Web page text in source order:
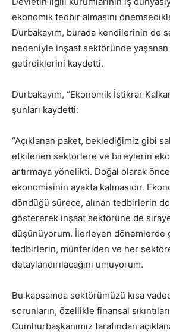
ekonomik tedbir almasını
Durbakayım, burada kendilerinin de
nedeniyle inşaat sektöründe yaşanan
getirdiklerini kaydetti.
Durbakayım, “Ekonomik İstikrar
şunları kaydetti:
“Açıklanan paket, beklediğimiz gibi
etkilenen sektörlere ve bireylerin
artırmaya yönelikti. Doğal olarak
ekonomisinin ayakta kalmasıdır.
döndüğü sürece, alınan tedbirlerin
göstererek inşaat sektörüne de
düşünüyorum. İlerleyen dönemlerde
tedbirlerin, münferiden ve her
detaylandırılacağını umuyorum.
Bu kapsamda sektörümüzü kısa
sorunların, özellikle finansal
Cumhurbaşkanımız tarafından